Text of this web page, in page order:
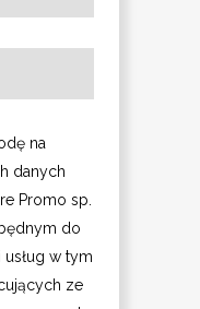
na
danych
Promo sp.
do
w tym
ze